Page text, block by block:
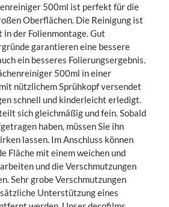
500ml ist perfekt für die
Oberflächen. Die Reinigung ist
der Folienmontage. Gut
garantieren eine bessere
ein besseres Folierungsergebnis.
500ml in einer
nützlichem Sprühkopf versendet
schnell und kinderleicht erledigt.
sich gleichmäßig und fein. Sobald
haben, müssen Sie ihn
lassen. Im Anschluss können
Fläche mit einem weichen und
und die Verschmutzungen
Sehr grobe Verschmutzungen
Unterstützung eines